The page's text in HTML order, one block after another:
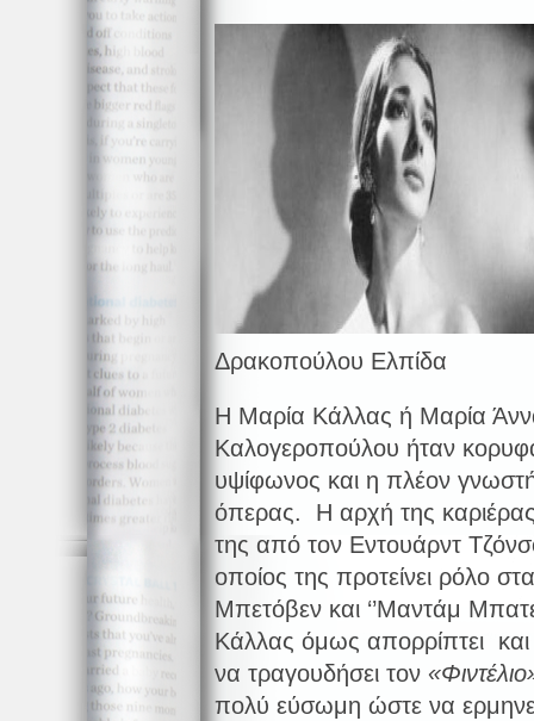
Δρακοπούλου Ελπίδα
Η Μαρία Κάλλας ή Μαρία
Καλογεροπούλου ήταν
υψίφωνος και η πλέον
όπερας. Η αρχή της
της από τον Εντουάρντ
οποίος της προτείνει ρόλο
Μπετόβεν και ‘’Μαντάμ
Κάλλας όμως απορρίπτει
να τραγουδήσει τον
πολύ εύσωμη ώστε να